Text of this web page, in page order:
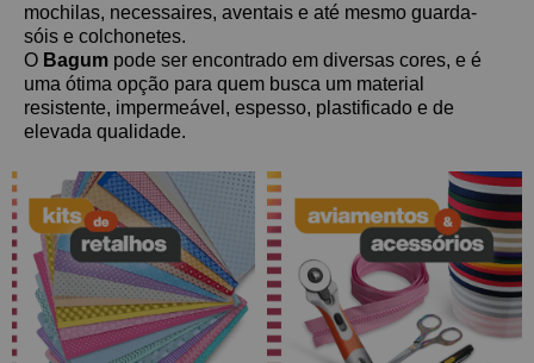
mochilas, necessaires, aventais e até mesmo guarda-
sóis e colchonetes.
O Bagum pode ser encontrado em diversas cores, e é
uma ótima opção para quem busca um material
resistente, impermeável, espesso, plastificado e de
elevada qualidade.